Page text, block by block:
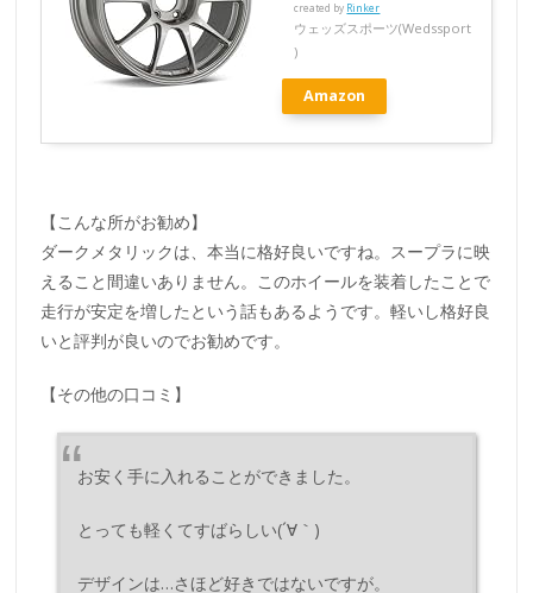
created by Rinker
ウェッズスポーツ(Wedssport
)
Amazon
【こんな所がお勧め】
ダークメタリックは、本当に格好良いですね。スープラに映
えること間違いありません。このホイールを装着したことで
走行が安定を増したという話もあるようです。軽いし格好良
いと評判が良いのでお勧めです。
【その他の口コミ】
お安く手に入れることができました。
とっても軽くてすばらしい(´∀｀)
デザインは…さほど好きではないですが。